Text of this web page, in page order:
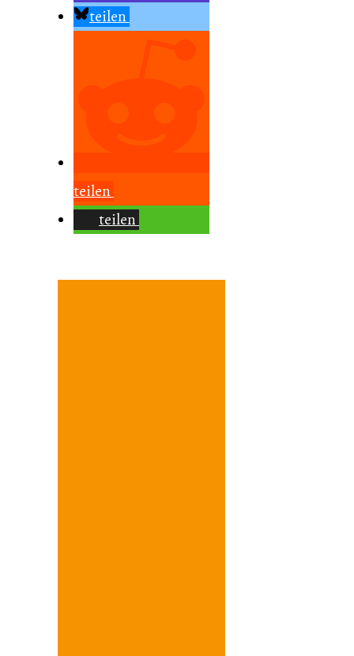
teilen
teilen
teilen